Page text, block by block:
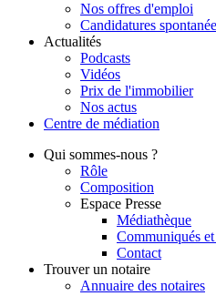
Nos offres d'emploi
Candidatures
Actualités
Podcasts
Vidéos
Prix de l'immobilier
Nos actus
Centre de médiation
Qui sommes-nous ?
Rôle
Composition
Espace Presse
Médiathèque
Communiqués et
Contact
Trouver un notaire
Annuaire des notaires